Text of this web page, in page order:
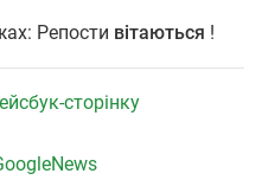
Репости вітаються !
сторінку